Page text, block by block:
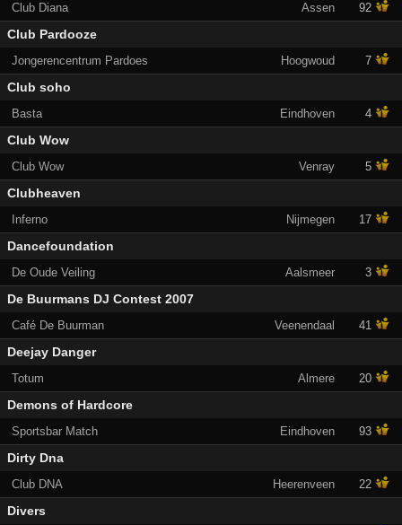
Club Diana Assen 92
Club Pardooze
Jongerencentrum Pardoes Hoogwoud 7
Club soho
Basta Eindhoven 4
Club Wow
Club Wow Venray 5
Clubheaven
Inferno Nijmegen 17
Dancefoundation
De Oude Veiling Aalsmeer 3
De Buurmans DJ Contest 2007
Café De Buurman Veenendaal 41
Deejay Danger
Totum Almere 20
Demons of Hardcore
Sportsbar Match Eindhoven 93
Dirty Dna
Club DNA Heerenveen 22
Divers